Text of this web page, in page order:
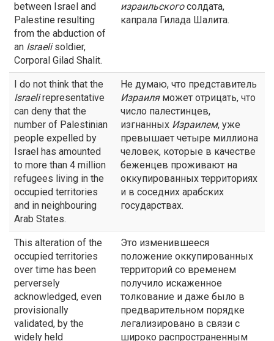
between Israel and
Palestine resulting
from the abduction of
an Israelisoldier,
Corporal Gilad Shalit.
израильскогосолдата,
капрала Гилада Шалита.
I do not think that the
Israelirepresentative
can deny that the
number of Palestinian
people expelled by
Israel has amounted
to more than 4 million
refugees living in the
occupied territories
and in neighbouring
Arab States.
Не думаю, что представитель
Израиляможет отрицать, что
число палестинцев,
изгнанных Израилем, уже
превышает четыре миллиона
человек, которые в качестве
беженцев проживают на
оккупированных территориях
и в соседних арабских
государствах.
This alteration of the
occupied territories
over time has been
perversely
acknowledged, even
provisionally
validated, by the
widely held
Это изменившееся
положение оккупированных
территорий со временем
получило искаженное
толкование и даже было в
предварительном порядке
легализировано в связи с
широко распространенным